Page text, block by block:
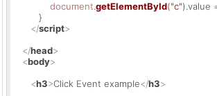
document.getElementById("c").value
         }
</script>
</head>
<body>
<h3>Click Event example</h3>